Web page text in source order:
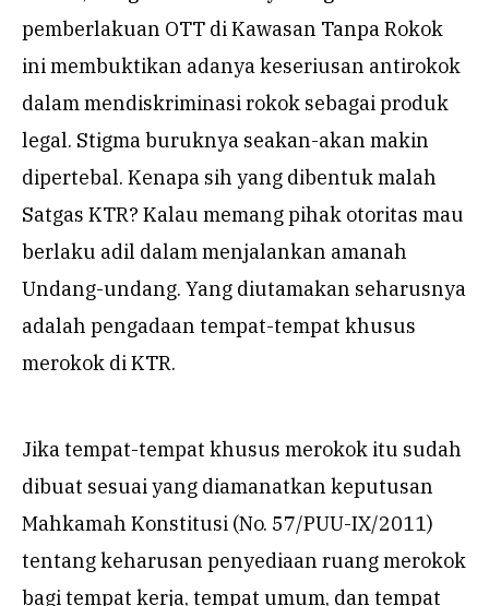
pemberlakuan OTT di Kawasan Tanpa Rokok
ini membuktikan adanya keseriusan antirokok
dalam mendiskriminasi rokok sebagai produk
legal. Stigma buruknya seakan-akan makin
dipertebal. Kenapa sih yang dibentuk malah
Satgas KTR? Kalau memang pihak otoritas mau
berlaku adil dalam menjalankan amanah
Undang-undang. Yang diutamakan seharusnya
adalah pengadaan tempat-tempat khusus
merokok di KTR.
Jika tempat-tempat khusus merokok itu sudah
dibuat sesuai yang diamanatkan keputusan
Mahkamah Konstitusi (No. 57/PUU-IX/2011)
tentang keharusan penyediaan ruang merokok
bagi tempat kerja, tempat umum, dan tempat